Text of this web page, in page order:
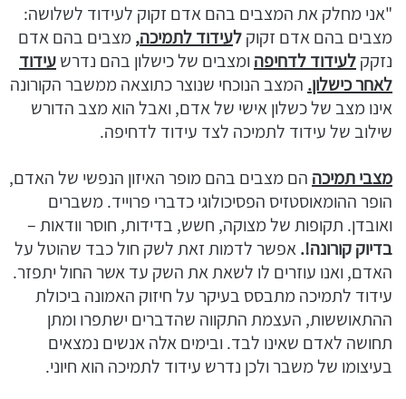
"אני מחלק את המצבים בהם אדם זקוק לעידוד לשלושה:
מצבים בהם אדם זקוקלעידוד לתמיכה, מצבים בהם אדם
נזקקלעידוד לדחיפה ומצבים של כישלון בהם נדרשעידוד
לאחר כישלון. המצב הנוכחי שנוצר כתוצאה ממשבר הקורונה
אינו מצב של כשלון אישי של אדם, ואבל הוא מצב הדורש
שילוב של עידוד לתמיכה לצד עידוד לדחיפה.
מצבי תמיכה הם מצבים בהם מופר האיזון הנפשי של האדם,
הופר ההומאוסטזיס הפסיכולוגי כדברי פרוייד. משברים
ואובדן. תקופות של מצוקה, חשש, בדידות, חוסר וודאות –
בדיוק קורונה!.אפשר לדמות זאת לשק חול כבד שהוטל על
האדם, ואנו עוזרים לו לשאת את השק עד אשר החול יתפזר.
עידוד לתמיכה מתבסס בעיקר על חיזוק האמונה ביכולת
ההתאוששות, העצמת התקווה שהדברים ישתפרו ומתן
תחושה לאדם שאינו לבד. ובימים אלה אנשים נמצאים
בעיצומו של משבר ולכן נדרש עידוד לתמיכה הוא חיוני.